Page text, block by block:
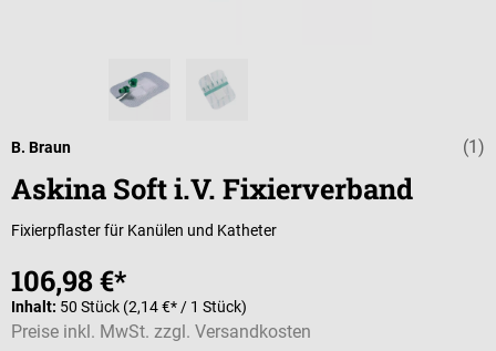
(1)
B. Braun
Askina Soft i.V. Fixierverband
Fixierpflaster für Kanülen und Katheter
106,98 €*
Inhalt: 50 Stück (2,14 €* / 1 Stück)
Preise inkl. MwSt. zzgl. Versandkosten